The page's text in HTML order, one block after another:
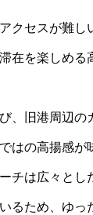
クセスが難し
在を楽しめる
、旧港周辺の
はの高揚感が
チは広々とし
るため、ゆっ